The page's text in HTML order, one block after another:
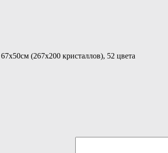
(267х200 кристаллов), 52 цвета